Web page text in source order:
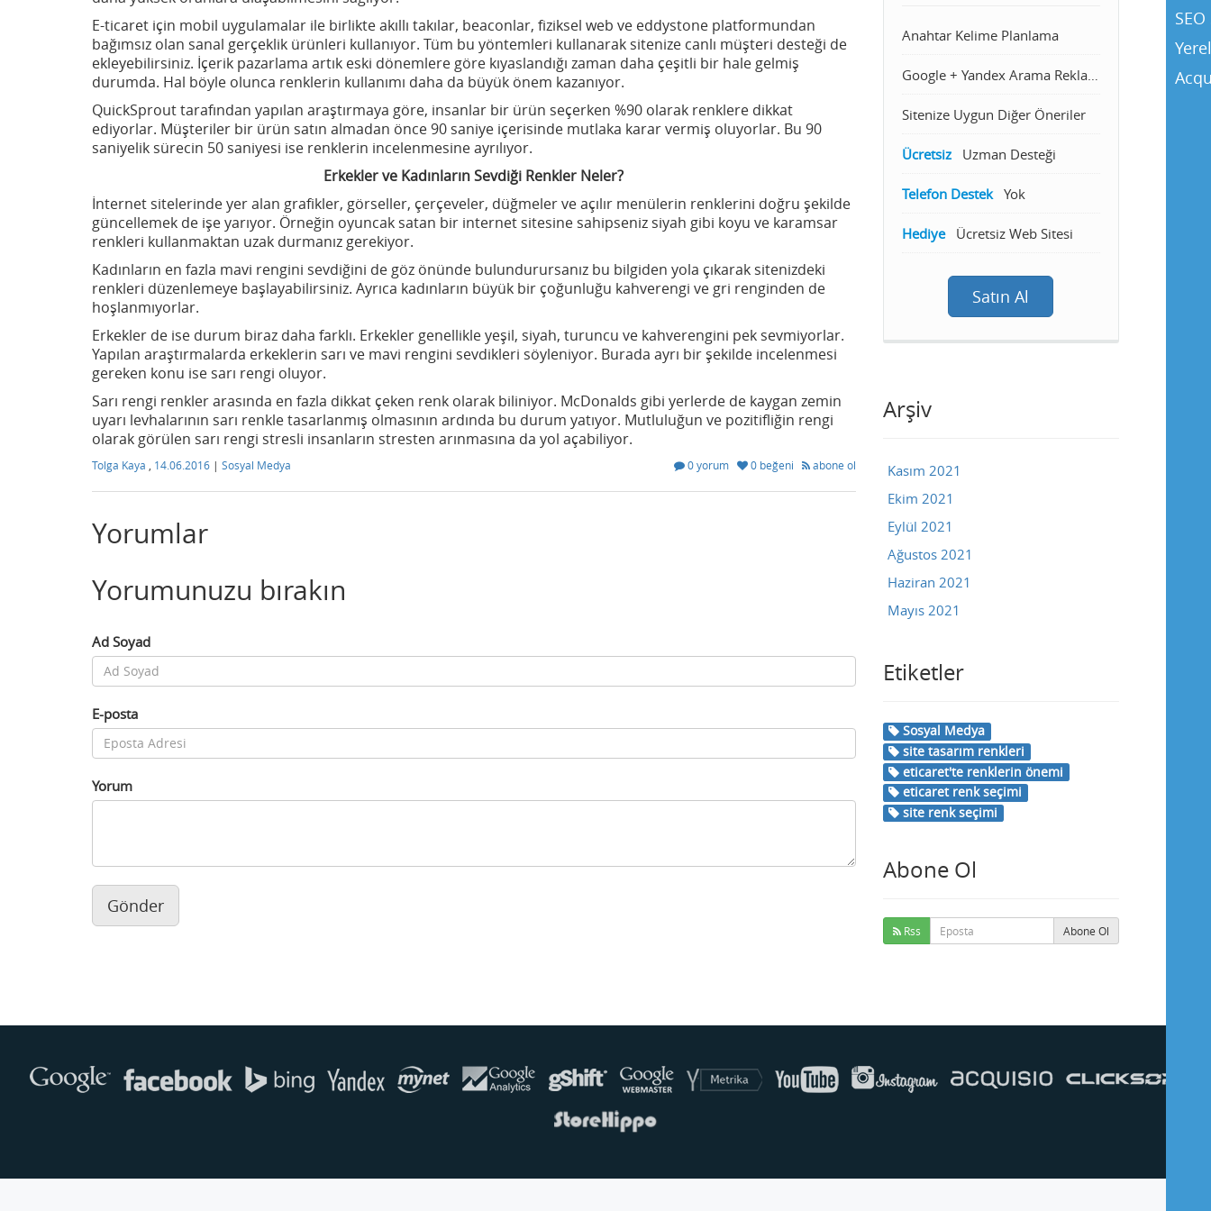
E-ticaret için mobil uygulamalar ile birlikte akıllı takılar, beaconlar, fiziksel web ve eddystone platformundan
bağımsız olan sanal gerçeklik ürünleri kullanıyor. Tüm bu yöntemleri kullanarak sitenize canlı müşteri desteği de
ekleyebilirsiniz. İçerik pazarlama artık eski dönemlere göre kıyaslandığı zaman daha çeşitli bir hale gelmiş
durumda. Hal böyle olunca renklerin kullanımı daha da büyük önem kazanıyor.
QuickSprout tarafından yapılan araştırmaya göre, insanlar bir ürün seçerken %90 olarak renklere dikkat
ediyorlar. Müşteriler bir ürün satın almadan önce 90 saniye içerisinde mutlaka karar vermiş oluyorlar. Bu 90
saniyelik sürecin 50 saniyesi ise renklerin incelenmesine ayrılıyor.
Erkekler ve Kadınların Sevdiği Renkler Neler?
İnternet sitelerinde yer alan grafikler, görseller, çerçeveler, düğmeler ve açılır menülerin renklerini doğru şekilde
güncellemek de işe yarıyor. Örneğin oyuncak satan bir internet sitesine sahipseniz siyah gibi koyu ve karamsar
renkleri kullanmaktan uzak durmanız gerekiyor.
Kadınların en fazla mavi rengini sevdiğini de göz önünde bulundurursanız bu bilgiden yola çıkarak sitenizdeki
renkleri düzenlemeye başlayabilirsiniz. Ayrıca kadınların büyük bir çoğunluğu kahverengi ve gri renginden de
hoşlanmıyorlar.
Erkekler de ise durum biraz daha farklı. Erkekler genellikle yeşil, siyah, turuncu ve kahverengini pek sevmiyorlar.
Yapılan araştırmalarda erkeklerin sarı ve mavi rengini sevdikleri söyleniyor. Burada ayrı bir şekilde incelenmesi
gereken konu ise sarı rengi oluyor.
Sarı rengi renkler arasında en fazla dikkat çeken renk olarak biliniyor. McDonalds gibi yerlerde de kaygan zemin
uyarı levhalarının sarı renkle tasarlanmış olmasının ardında bu durum yatıyor. Mutluluğun ve pozitifliğin rengi
olarak görülen sarı rengi stresli insanların stresten arınmasına da yol açabiliyor.
Tolga Kaya 14.06.2016 | Sosyal Medya 0 yorum 0 beğeni abone ol
Yorumlar
Yorumunuzu bırakın
Ad Soyad
E-posta
Yorum
Gönder
Anahtar Kelime Planlama
Google + Yandex Arama Reklamcılığı
Sitenize Uygun Diğer Öneriler
Ücretsiz Uzman Desteği
Telefon Destek Yok
Hediye Ücretsiz Web Sitesi
Satın Al
Arşiv
Kasım 2021
Ekim 2021
Eylül 2021
Ağustos 2021
Haziran 2021
Mayıs 2021
Etiketler
Sosyal Medya
site tasarım renkleri
eticaret'te renklerin önemi
eticaret renk seçimi
site renk seçimi
Abone Ol
Rss Abone Ol
Buse